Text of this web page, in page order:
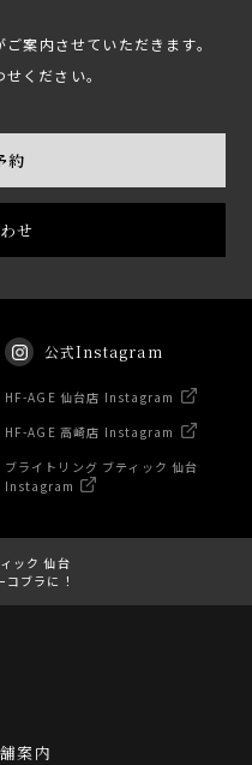
案内させていただきます。
ください。
約
せ
公式Instagram
HF-AGE 仙台店 Instagram
HF-AGE 高崎店 Instagram
ブライトリング ブティック 仙台
Instagram
ック 仙台
コブラに！
案内